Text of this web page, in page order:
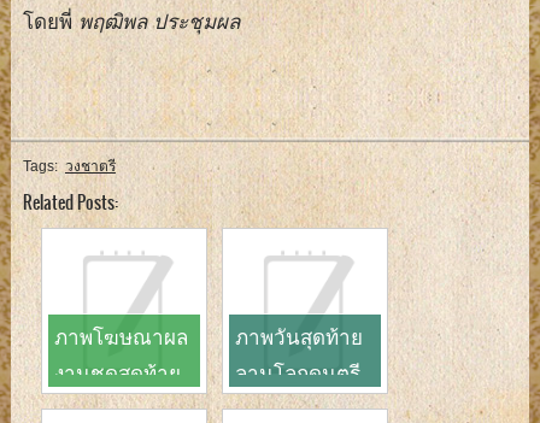
โดยพี่พฤฒิพล ประชุมผล
Tags: วงชาตรี
Related Posts:
ภาพโฆษณาผล
งานชุดสุดท้าย
วงชาตรี
ภาพวันสุดท้าย
ลานโลกดนตรี